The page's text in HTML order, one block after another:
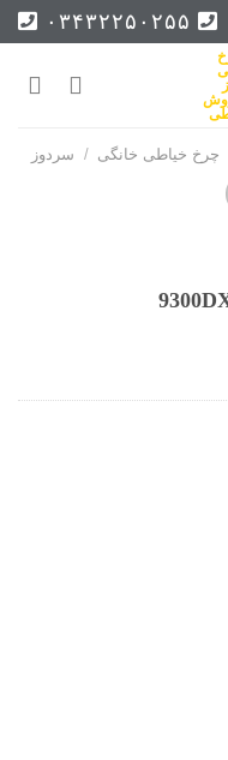
۰۳۴۳۲۲۵۰۲۵۵
چرخ خیاطی خانگی / سردوز